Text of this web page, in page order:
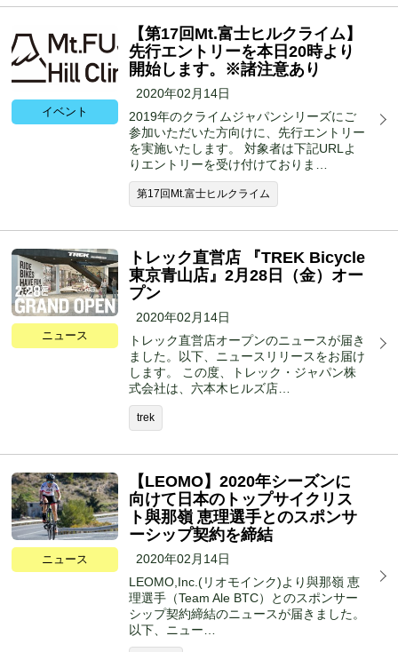
イベント
【第17回Mt.富士ヒルクライム】
先行エントリーを本日20時より
開始します。※諸注意あり
2020年02月14日
2019年のクライムジャパンシリーズにご
参加いただいた方向けに、先行エントリー
を実施いたします。 対象者は下記URLよ
りエントリーを受け付けておりま…
第17回Mt.富士ヒルクライム
ニュース
トレック直営店 『TREK Bicycle
東京青山店』2月28日（金）オー
プン
2020年02月14日
トレック直営店オープンのニュースが届き
ました。以下、ニュースリリースをお届け
します。 この度、トレック・ジャパン株
式会社は、六本木ヒルズ店…
trek
ニュース
【LEOMO】2020年シーズンに
向けて日本のトップサイクリス
ト與那嶺 恵理選手とのスポンサ
ーシップ契約を締結
2020年02月14日
LEOMO,Inc.(リオモインク)より與那嶺 恵
理選手（Team Ale BTC）とのスポンサー
シップ契約締結のニュースが届きました。
以下、ニュー…